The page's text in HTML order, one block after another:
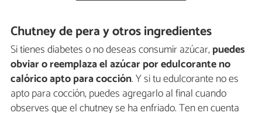
Chutney de pera y otros ingredientes
Si tienes diabetes o no deseas consumir azúcar,puedes
obviar o reemplaza el azúcar por edulcorante no
calórico apto para cocción. Y si tu edulcorante no es
apto para cocción, puedes agregarlo al final cuando
observes que el chutney se ha enfriado. Ten en cuenta